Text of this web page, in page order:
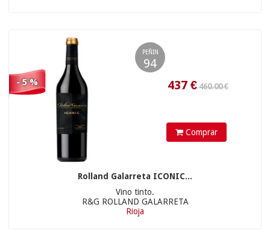
- 5 %
PEÑIN
94
Comprar
Rolland Galarreta ICONIC...
Vino tinto.
R&G ROLLAND GALARRETA
Rioja
7.51 €